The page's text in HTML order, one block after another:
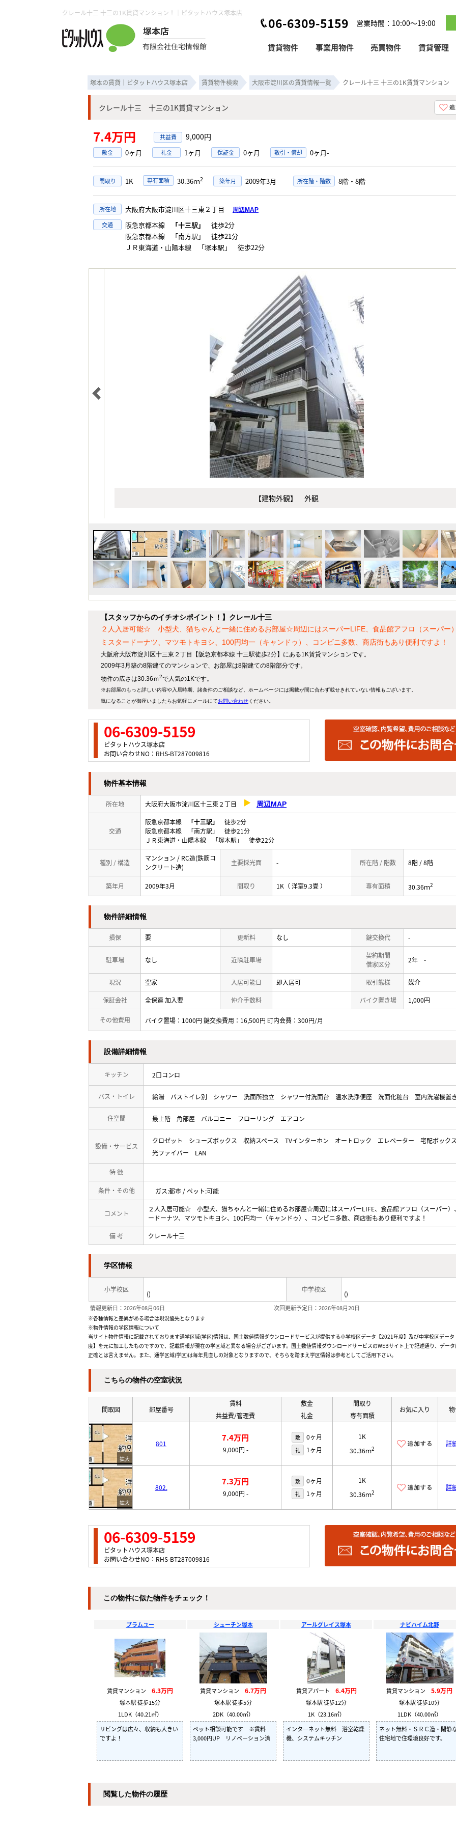
クレール十三 十三の1K賃貸マンション！｜ピタットハウス塚本店
06-6309-5159 営業時間：10:00～19:00
賃貸物件 事業用物件 売買物件 賃貸管理
塚本の賃貸｜ピタットハウス塚本店 賃貸物件検索 大阪市淀川区の賃貸情報一覧 クレール十三 十三の1K賃貸マンション
クレール十三 十三の1K賃貸マンション
7.4万円 9,000円
敷金 0ヶ月 礼金 1ヶ月 保証金 0ヶ月 敷引・償却 0ヶ月-
間取り 1K 専有面積 30.36ｍ2 築年月 2009年3月 所在階・階数 8階・8階
所在地 大阪府大阪市淀川区十三東２丁目 周辺MAP
交通 阪急京都本線 「十三駅」
徒歩2分
阪急京都本線 「南方駅」 徒歩21分
ＪＲ東海道・山陽本線 「塚本駅」 徒歩22分
【建物外観】 外観
【スタッフからのイチオシポイント！】クレール十三
２人入居可能☆ 小型犬、猫ちゃんと一緒に住めるお部屋☆周辺にはスーパーLIFE、食品館アフロ（スーパー
ミスタードーナツ、マツモトキヨシ、100円均一（キャンドゥ）、コンビニ多数、商店街もあり便利ですよ！
大阪府大阪市淀川区十三東２丁目【阪急京都本線 十三駅徒歩2分】にある1K賃貸マンションです。
2009年3月築の8階建てのマンションで、お部屋は8階建ての8階部分です。
物件の広さは30.36ｍ2で人気の1Kです。
※お部屋のもっと詳しい内容や入居時期、諸条件のご相談など、ホームページには掲載が間に合わず載せきれていない情報もございます。
気になることが御座いましたらお気軽にメールにてお問い合わせください。
06-6309-5159
ピタットハウス塚本店
お問い合わせNO：RHS-BT287009816
物件基本情報
所在地 大阪府大阪市淀川区十三東２丁目 周辺MAP
交通
阪急京都本線 「十三駅」
徒歩2分
阪急京都本線 「南方駅」 徒歩21分
ＪＲ東海道・山陽本線 「塚本駅」 徒歩22分
種別 / 構造
マンション / RC造(鉄筋コ
ンクリート造)
主要採光面 - 所在階 / 階数 8階 / 8階
築年月 2009年3月 間取り 1K（ 洋室9.3畳 ） 専有面積 30.36ｍ2
物件詳細情報
損保 要 更新料 なし 鍵交換代 -
駐車場 なし 近隣駐車場
契約期間
借家区分
2年 -
現況 空家 入居可能日 即入居可 取引態様 媒介
保証会社 全保連 加入要 仲介手数料 バイク置き場 1,000円
その他費用 バイク置場：1000円 鍵交換費用：16,500円 町内会費：300円/月
設備詳細情報
キッチン 2口コンロ
バス・トイレ 給湯 バストイレ別 シャワー 洗面所独立 シャワー付洗面台 温水洗浄便座 洗面化粧台 室内洗濯機置
住空間 最上階 角部屋 バルコニー フローリング エアコン
設備・サービス
クロゼット シューズボックス 収納スペース TVインターホン オートロック エレベーター
宅配ボック
光ファイバー
LAN
特 徴
条件・その他 ガス:都市 / ペット:可能
コメント
２人入居可能☆ 小型犬、猫ちゃんと一緒に住めるお部屋☆周辺にはスーパーLIFE、食品館アフロ（スーパー）
ードーナツ、マツモトキヨシ、100円均一（キャンドゥ）、コンビニ多数、商店街もあり便利ですよ！
備 考 クレール十三
学区情報
小学校区
()
中学校区
()
情報更新日：2026年08月06日 次回更新予定日：2026年08月20日
※各種情報と差異がある場合は現況優先となります
※物件情報の学区情報について
当サイト物件情報に記載されております通学区域(学区)情報は、国土数値情報ダウンロードサービスが提供する小学校区データ【2021年度】及び中学校区デー
度】を元に加工したものですので、記載情報が現在の学区域と異なる場合がございます。国土数値情報ダウンロードサービスのWEBサイト上で記述通り、デー
正確とは言えません。また、通学区域(学区)は毎年見直しの対象となりますので、そちらを踏まえ学区情報は参考としてご活用下さい。
こちらの物件の空室状況
間取図 部屋番号
賃料
共益費/管理費
敷金
礼金
間取り
専有面積
お気に入り
801
7.4万円
9,000円 -
敷 0ヶ月
礼 1ヶ月
1K
30.36ｍ2
詳
802.
7.3万円
9,000円 -
敷 0ヶ月
礼 1ヶ月
1K
30.36ｍ2
詳
06-6309-5159
ピタットハウス塚本店
お問い合わせNO：RHS-BT287009816
この物件に似た物件をチェック！
プラムユー
賃貸マンション 6.3万円
塚本駅 徒歩15分
1LDK（40.21㎡）
リビングは広々、収納も大きい
ですよ！
シューチン塚本
賃貸マンション 6.7万円
塚本駅 徒歩5分
2DK（40.00㎡）
ペット相談可能です ※賃料
3,000円UP リノベーション済
アールグレイス塚本
賃貸アパート 6.4万円
塚本駅 徒歩12分
1K（23.16㎡）
インターネット無料 浴室乾燥
機、システムキッチン
ナビハイム北野
賃貸マンション 5.9万円
塚本駅 徒歩10分
1LDK（40.00㎡）
ネット無料・ＳＲＣ造・閑静
住宅地で住環境良好です。
閲覧した物件の履歴